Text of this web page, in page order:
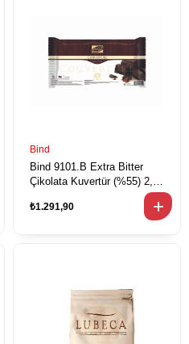
Bind
Bind 9101.B Extra Bitter
Çikolata Kuvertür (%55) 2,5
₺1.291,90